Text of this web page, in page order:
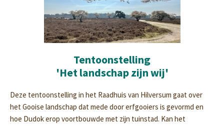
Tentoonstelling
'Het landschap zijn wij'
Deze tentoonstelling in het Raadhuis van Hilversum gaat over
het Gooise landschap dat mede door erfgooiers is gevormd en
hoe Dudok erop voortbouwde met zijn tuinstad. Kan het